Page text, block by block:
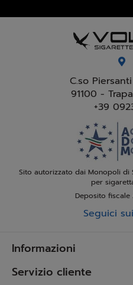
C.so
91100 -
+39
Sito autorizzato dai Monopoli
per
Deposito fiscale
Seguici
Informazioni
Servizio cliente